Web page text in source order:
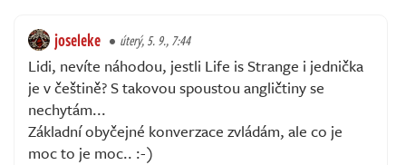
joseleke úterý, 5. 9., 7:44
Lidi, nevíte náhodou, jestli Life is Strange i jednička
je v češtině? S takovou spoustou angličtiny se
nechytám...
Základní obyčejné konverzace zvládám, ale co je
moc to je moc.. :-)